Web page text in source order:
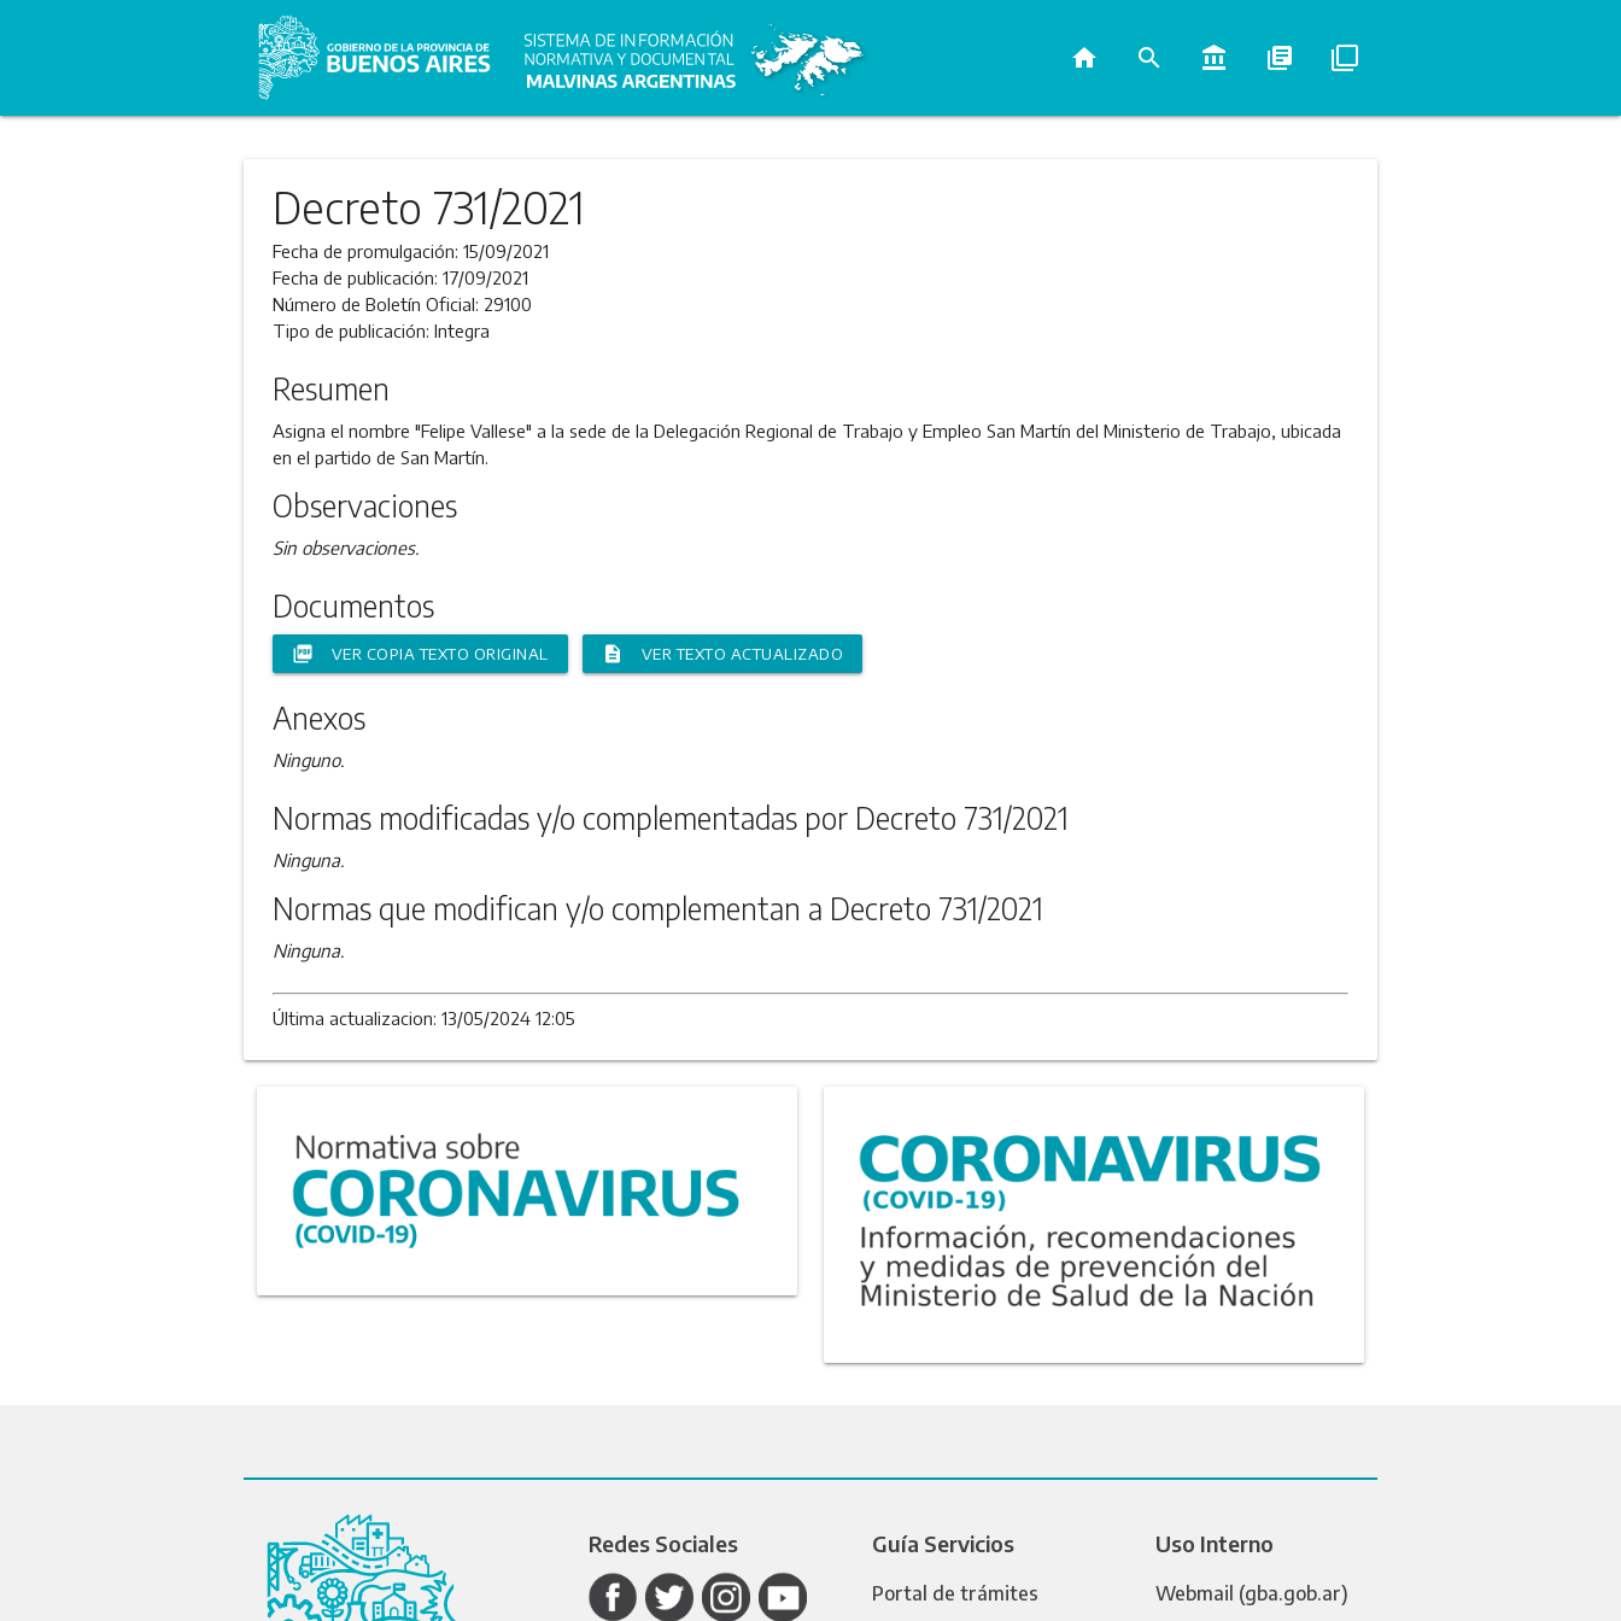
home search account_balance library_books filter_none
Decreto 731/2021
Fecha de promulgación: 15/09/2021
Fecha de publicación: 17/09/2021
Número de Boletín Oficial: 29100
Tipo de publicación: Integra
Resumen
Asigna el nombre "Felipe Vallese" a la sede de la Delegación Regional de Trabajo y Empleo San Martín del Ministerio de Trabajo, ubicada
en el partido de San Martín.
Observaciones
Sin observaciones.
Documentos
picture_as_pdf VER COPIA TEXTO ORIGINAL description VER TEXTO ACTUALIZADO
Anexos
Ninguno.
Normas modificadas y/o complementadas por Decreto 731/2021
Ninguna.
Normas que modifican y/o complementan a Decreto 731/2021
Ninguna.
Última actualizacion: 13/05/2024 12:05
Redes Sociales Guía Servicios
Portal de trámites
Uso Interno
Webmail (gba.gob.ar)